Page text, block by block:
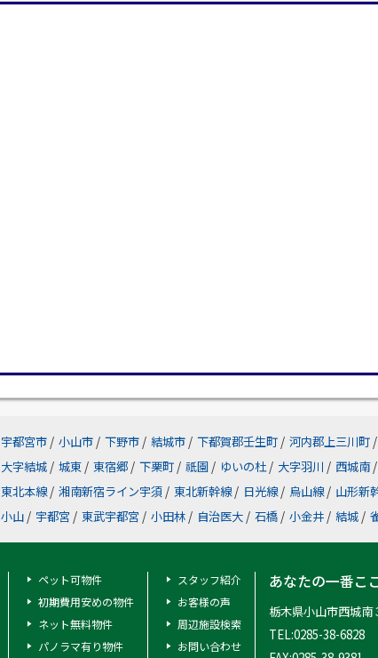
宇都宮市 / 小山市 / 下野市 / 結城市 / 下都賀郡壬生町 / 河内郡上三川町 /
大字結城 / 城東 / 東宿郷 / 下栗町 / 祇園 / ゆいの杜 / 大字羽川 / 西城南 /
東北本線 / 湘南新宿ライン宇須 / 東北新幹線 / 日光線 / 烏山線 / 山形新
小山 / 宇都宮 / 東武宇都宮 / 小田林 / 自治医大 / 石橋 / 小金井 / 結城 /
ペット可物件
初期費用安めの物件
ネット無料物件
パノラマ有り物件
スタッフ紹介
お客様の声
周辺施設検索
お問い合わせ
あなたの一番こ
栃木県小山市西城南
TEL:0285-38-6828